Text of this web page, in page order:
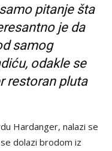
pitanje šta
je da
samog
odakle se
restoran pluta
Hardanger, nalazi se
dolazi brodom iz